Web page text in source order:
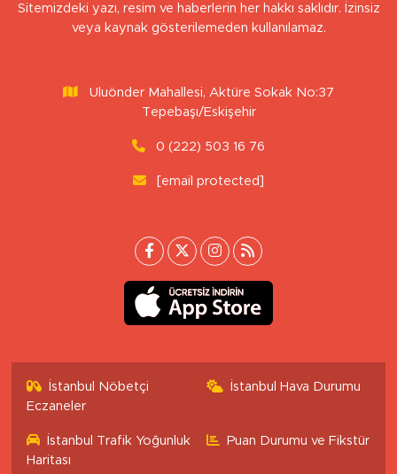
Sitemizdeki yazı, resim ve haberlerin her hakkı saklıdır. İzinsiz
veya kaynak gösterilemeden kullanılamaz.
Uluönder Mahallesi, Aktüre Sokak No:37
Tepebaşı/Eskişehir
0 (222) 503 16 76
[email protected]
İstanbul Nöbetçi
Eczaneler
İstanbul Hava Durumu
İstanbul Trafik Yoğunluk
Haritası
Puan Durumu ve Fikstür